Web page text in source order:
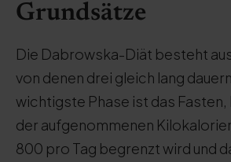
Grundsätze
Die Dabrowska-Diät besteht
von denen drei gleich lang
wichtigste Phase ist das Fasten,
der aufgenommenen
800 pro Tag begrenzt wird und